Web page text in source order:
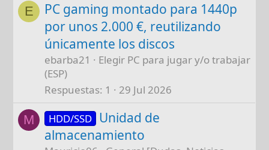
E
PC gaming montado para 1440p
por unos 2.000 €, reutilizando
únicamente los discos
ebarba21
Elegir PC para jugar y/o trabajar
(ESP)
Respuestas 1 29 Jul 2026
M HDD/SSD Unidad de
almacenamiento